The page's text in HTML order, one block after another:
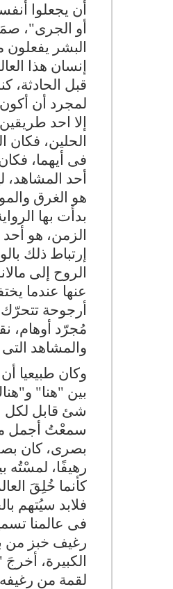
أن يجعلوا
أو الجرى"،
البشر
إنسان هذا
قبل الحادثة،
لمجرد أن
إلا احد
الحلين، فكان
فى أيهما،
أحد
هو الغرق
بدأت بها
الزمن، هو
إرتباط ذلك
الروح إلى
عنها عندما
أرجوحة تتحرّك
مُجرّد أوهام،
والمشاهد
وكان طبيعيا
بين "هنا"
شئ قابل لكل
سمعْتُ أجمل
بصرى، كان
رهيفًا، لمسْتُه
كأنما خُلِقَ
فلابد سيُتهم
فى عالمنا
رغيف خبز من
الكبيرة،
لقمة من